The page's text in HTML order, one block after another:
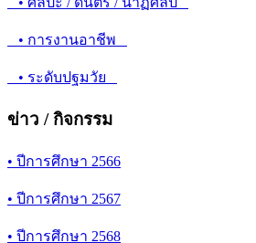
• ภาษาไทย
• ภาษาต่างประเทศ
• สังคมศึกษา ศาสนา และวัฒนธรรม
• สุขศึกษา และพลศึกษา
• ศิลปะ / ดนตรี / นาฏศิลป์
• การงานอาชีพ
• ระดับปฐมวัย